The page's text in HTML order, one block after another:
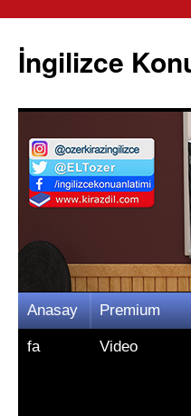
İngilizce
İçeriğe
atla
Anasay
fa
Premium
Video